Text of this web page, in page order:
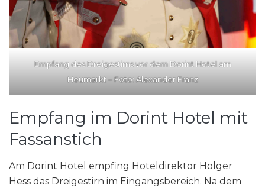
Empfang des Dreigestirns vor dem Dorint Hotel am
Heumarkt – Foto: Alexander Franz
Empfang im Dorint Hotel mit
Fassanstich
Am Dorint Hotel empfing Hoteldirektor Holger
Hess das Dreigestirn im Eingangsbereich. Na dem